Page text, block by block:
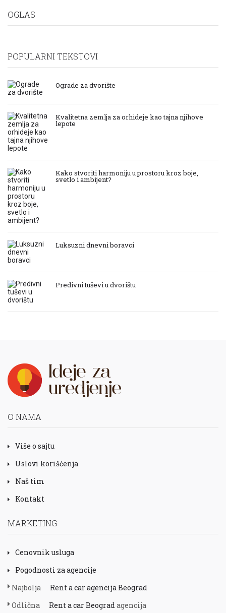
OGLAS
POPULARNI TEKSTOVI
Ograde za dvorište
Kvalitetna zemlja za orhideje kao tajna njihove
lepote
Kako stvoriti harmoniju u prostoru kroz boje,
svetlo i ambijent?
Luksuzni dnevni boravci
Predivni tuševi u dvorištu
O NAMA
Više o sajtu
Uslovi korišćenja
Naš tim
Kontakt
MARKETING
Cenovnik usluga
Pogodnosti za agencije
Najbolja
Rent a car agencija Beograd
Odlična
Rent a car Beograd agencija